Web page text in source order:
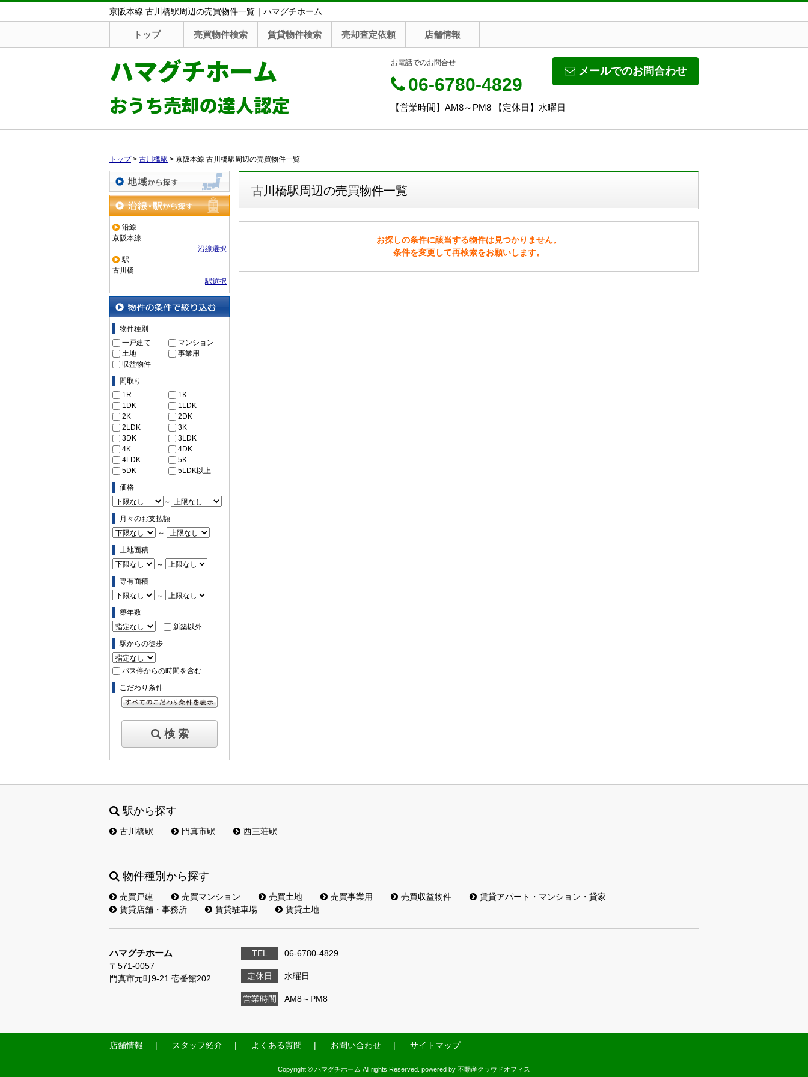
京阪本線 古川橋駅周辺の売買物件一覧｜ハマグチホーム
トップ 売買物件検索 賃貸物件検索 売却査定依頼 店舗情報
ハマグチホーム
おうち売却の達人認定
メールでのお問合わせ
お電話でのお問合せ
06-6780-4829
【営業時間】AM8～PM8 【定休日】水曜日
トップ> 古川橋駅 > 京阪本線 古川橋駅周辺の売買物件一覧
地域から探す
沿線・駅から探す
沿線
京阪本線
沿線選択
駅
古川橋
駅選択
物件の条件で絞り込む
物件種別
一戸建て
マンション
土地
事業用
収益物件
間取り
1R
1K
1DK
1LDK
2K
2DK
2LDK
3K
3DK
3LDK
4K
4DK
4LDK
5K
5DK
5LDK以上
価格
～
月々のお支払額
～
土地面積
～
専有面積
～
築年数
新築以外
駅からの徒歩
バス停からの時間を含む
こだわり条件
検 索
古川橋駅周辺の売買物件一覧
お探しの条件に該当する物件は見つかりません。
条件を変更して再検索をお願いします。
駅から探す
古川橋駅 門真市駅 西三荘駅
物件種別から探す
売買戸建 売買マンション 売買土地 売買事業用 売買収益物件
賃貸アパート・マンション・貸家
賃貸店舗・事務所
賃貸駐車場 賃貸土地
ハマグチホーム
〒571-0057
門真市元町9-21 壱番館202
TEL 06-6780-4829
定休日 水曜日
営業時間 AM8～PM8
店舗情報 スタッフ紹介 よくある質問 お問い合わせ サイトマップ
Copyright © ハマグチホーム All rights Reserved. powered by 不動産クラウドオフィス